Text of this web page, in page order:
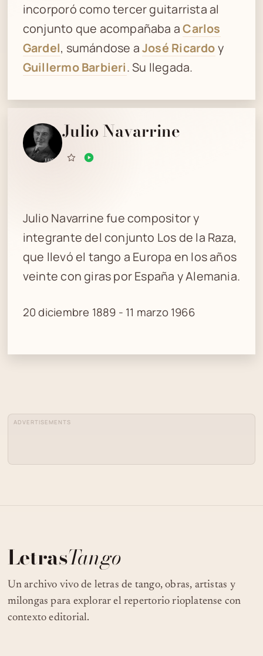
incorporó como tercer guitarrista al
conjunto que acompañaba aCarlos
Gardel, sumándose aJosé Ricardoy
Guillermo Barbieri. Su llegada.
Julio Navarrine
Julio Navarrine fue compositor y
integrante del conjunto Los de la Raza,
que llevó el tango a Europa en los años
veinte con giras por España y Alemania.
20 diciembre 1889 - 11 marzo 1966
ADVERTISEMENTS
LetrasTango
Un archivo vivo de letras de tango, obras, artistas y
milongas para explorar el repertorio rioplatense con
contexto editorial.